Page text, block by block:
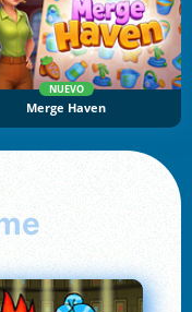
NUEVO
Merge Haven